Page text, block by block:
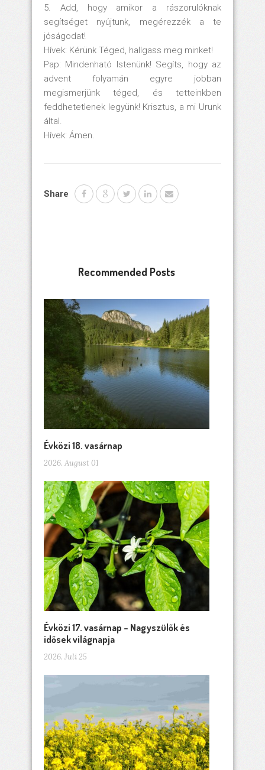
5. Add, hogy amikor a rászorulóknak
segítséget nyújtunk, megérezzék a te
jóságodat!
Hívek: Kérünk Téged, hallgass meg minket!
Pap: Mindenható Istenünk! Segíts, hogy az
advent folyamán egyre jobban
megismerjünk téged, és tetteinkben
feddhetetlenek legyünk! Krisztus, a mi Urunk
által.
Hívek: Ámen.
Share
Recommended Posts
Évközi 18. vasárnap
2026. August 01
Évközi 17. vasárnap – Nagyszülők és
idősek világnapja
2026. Juli 25